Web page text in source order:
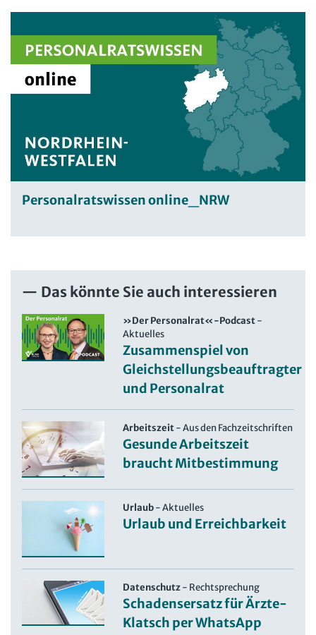
Personalratswissen online_NRW
Das könnte Sie auch interessieren
»Der Personalrat«-Podcast-
Aktuelles
Zusammenspiel von
Gleichstellungsbeauftragter
und Personalrat
Arbeitszeit-Aus den Fachzeitschriften
Gesunde Arbeitszeit
braucht Mitbestimmung
Urlaub-Aktuelles
Urlaub und Erreichbarkeit
Datenschutz- Rechtsprechung
Schadensersatz für Ärzte-
Klatsch per WhatsApp